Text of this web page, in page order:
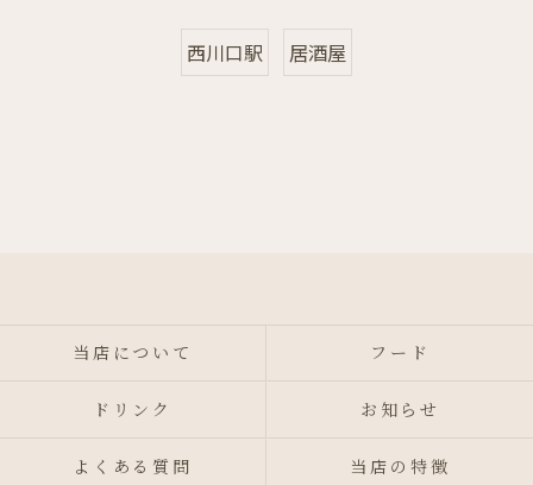
西川口駅 居酒屋
当店について フード
ドリンク お知らせ
よくある質問 当店の特徴